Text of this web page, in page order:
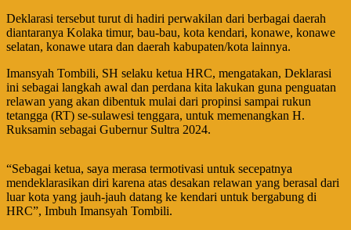
Deklarasi tersebut turut di hadiri perwakilan dari berbagai daerah
diantaranya Kolaka timur, bau-bau, kota kendari, konawe, konawe
selatan, konawe utara dan daerah kabupaten/kota lainnya.
Imansyah Tombili, SH selaku ketua HRC, mengatakan, Deklarasi
ini sebagai langkah awal dan perdana kita lakukan guna penguatan
relawan yang akan dibentuk mulai dari propinsi sampai rukun
tetangga (RT) se-sulawesi tenggara, untuk memenangkan H.
Ruksamin sebagai Gubernur Sultra 2024.
“Sebagai ketua, saya merasa termotivasi untuk secepatnya
mendeklarasikan diri karena atas desakan relawan yang berasal dari
luar kota yang jauh-jauh datang ke kendari untuk bergabung di
HRC”, Imbuh Imansyah Tombili.